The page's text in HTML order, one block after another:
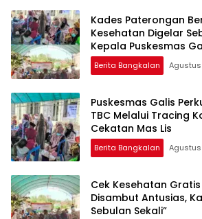
Kades Paterongan
Kesehatan Digelar
Kepala Puskesmas
Dilaksanakan Rutin
Berita Bangkalan
Puskesmas Galis
TBC Melalui Tracing
Cekatan Mas Lis
Berita Bangkalan
Cek Kesehatan
Disambut Antusias,
Sebulan Sekali”